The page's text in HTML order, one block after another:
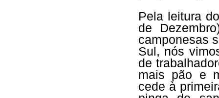
Pela leitura
de
camponesas
Sul, nós
de
mais pão e
cede à